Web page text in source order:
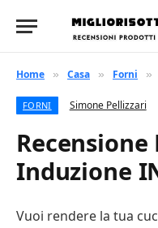
Home » Casa » Forni »
FORNI Simone Pellizzari
Induzione
Vuoi rendere la tua